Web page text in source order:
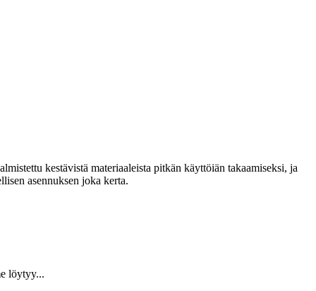
kestävistä materiaaleista pitkän käyttöiän takaamiseksi, ja
asennuksen joka kerta.
löytyy...